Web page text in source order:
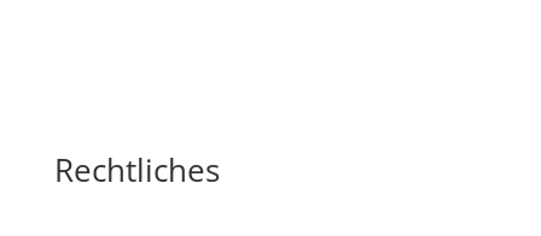
Rechtliches